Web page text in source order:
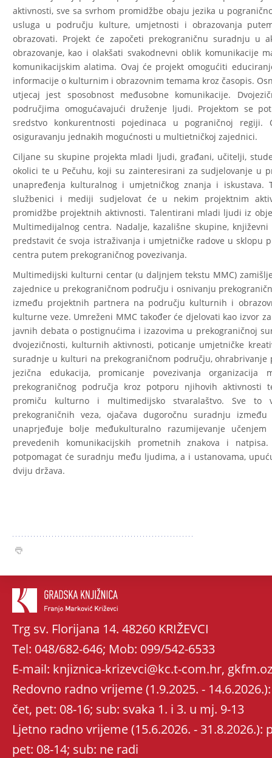
aktivnosti, sve sa svrhom promidžbe obaju jezika u
usluga u području kulture, umjetnosti i obrazovanja
obrazovati. Projekt će započeti prekograničnu suradnju u
obrazovanje, kao i olakšati svakodnevni oblik komunikacije
komunikacijskim alatima. Ovaj će projekt omogućiti
informacije o kulturnim i obrazovnim temama kroz časopis.
utjecaj jest sposobnost međusobne komunikacije.
područjima omogućavajući druženje ljudi. Projektom se
sredstvo konkurentnosti pojedinaca u pograničnoj
osiguravanju jednakih mogućnosti u multietničkoj zajednici.
Ciljane su skupine projekta mladi ljudi, građani, učitelji,
okolici te u Pečuhu, koji su zainteresirani za sudjelovanje u
unapređenja kulturalnog i umjetničkog znanja i iskustava.
službenici i mediji sudjelovat će u nekim projektnim
promidžbe projektnih aktivnosti. Talentirani mladi ljudi iz
Multimedijalnog centra. Nadalje, kazališne skupine,
predstavit će svoja istraživanja i umjetničke radove u sklopu
centra putem prekograničnog povezivanja.
Multimedijski kulturni centar (u daljnjem tekstu MMC)
zajednice u prekograničnom području i osnivanju
između projektnih partnera na području kulturnih i
kulturne veze. Umreženi MMC također će djelovati kao izvor
javnih debata o postignućima i izazovima u prekograničnoj
dvojezičnosti, kulturnih aktivnosti, poticanje umjetničke
suradnje u kulturi na prekograničnom području, ohrabrivanje
jezična edukacija, promicanje povezivanja
prekograničnog područja kroz potporu njihovih aktivnosti
promiču kulturno i multimedijsko stvaralaštvo. Sve to
prekograničnih veza, ojačava dugoročnu suradnju
unaprjeđuje bolje međukulturalno razumijevanje
prevedenih komunikacijskih prometnih znakova i
potpomagat će suradnju među ljudima, a i ustanovama,
dviju država.
Trg sv. Florijana 14. 48260 KRIŽEVCI
Tel: 048/682-646; Mob: 099/542-6533
E-mail: knjiznica-krizevci@kc.t-com.hr,
Redovno radno vrijeme (1.9.2025. -
čet, pet: 08-16; sub: svaka 1. i 3. u mj. 9-13
Ljetno radno vrijeme (15.6.2026. - 31.8.2026.):
pet: 08-14; sub: ne radi